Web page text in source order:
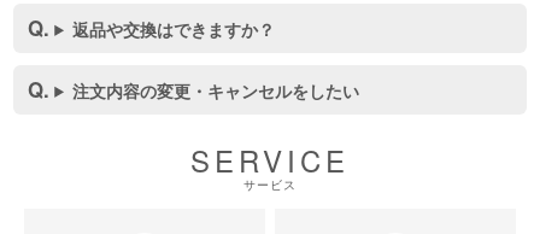
返品や交換はできますか？
注文内容の変更・キャンセルをしたい
SERVICE
サービス